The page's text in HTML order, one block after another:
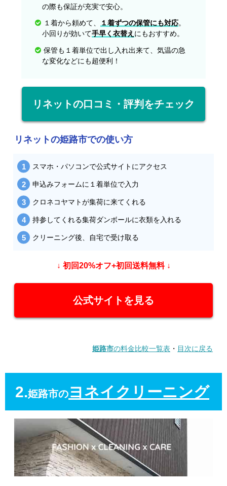
の際も保証が充実で安心。
１着から頼めて、 １着ずつの保管にも対応。
小回りが効いて手早く衣替え にもおすすめ。
保管も１着単位で出し入れ出来て、気温の急
な変化などにも超便利！
リネットの口コミ・評判をチェック
リネットの姫路市での使い方
スマホ・パソコンで公式サイトにアクセス
申込みフォームに１着単位で入力
クロネコヤマトが集荷に来てくれる
持参してくれる集荷ダンボールに衣類を入れる
クリーニング後、自宅で受け取る
↓ 初回20%オフ+初回送料無料 ↓
公式サイトを見る
姫路市の料金比較一覧表 ・ 目次に戻る
2.姫路市のヨネイクリーニング